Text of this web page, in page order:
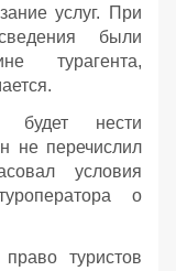
услуг. При
были
турагента,
будет нести
не перечислил
условия
о
туристов